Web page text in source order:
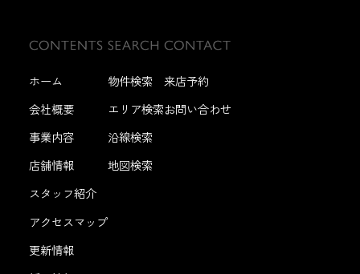
ホーム
会社概要
事業内容
店舗情報
スタッフ紹介
アクセスマップ
更新情報
物件検索
エリア検索
沿線検索
地図検索
来店予約
お問い合わせ